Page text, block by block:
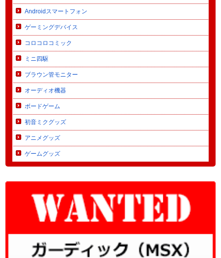
Androidスマートフォン
ゲーミングデバイス
コロコロコミック
ミニ四駆
ブラウン管モニター
オーディオ機器
ボードゲーム
初音ミクグッズ
アニメグッズ
ゲームグッズ